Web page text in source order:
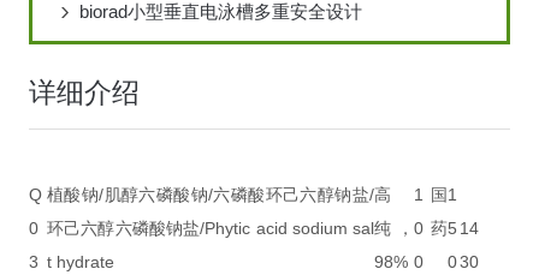
biorad小型垂直电泳槽多重安全设计
详细介绍
Q
0
3
植酸钠/肌醇六磷酸钠/六磷酸环己六醇钠盐/
环己六醇六磷酸钠盐/Phytic acid sodium sal
t hydrate
高
纯，
98%
1
0
0
国
药
1
5
0
14
30